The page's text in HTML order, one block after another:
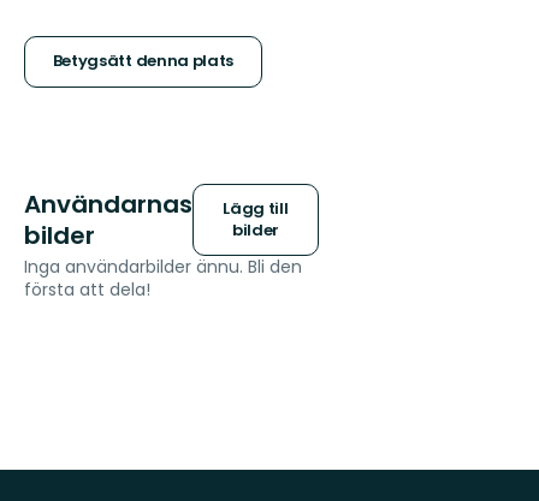
stjärnor
Betygsätt denna plats
Användarnas
bilder
Lägg till
bilder
Inga användarbilder ännu. Bli den
första att dela!